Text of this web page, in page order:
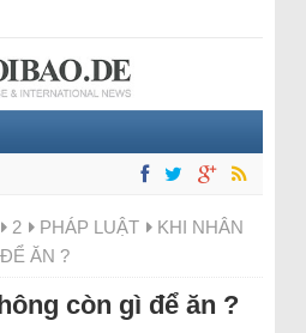
2 PHÁP LUẬT
KHI NHÂN
ĂN ?
còn gì để ăn ?